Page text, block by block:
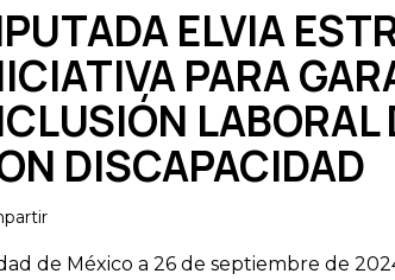
ELVIA
PARA
LABORAL
DISCAPACIDAD
de México a 26 de septiembre de